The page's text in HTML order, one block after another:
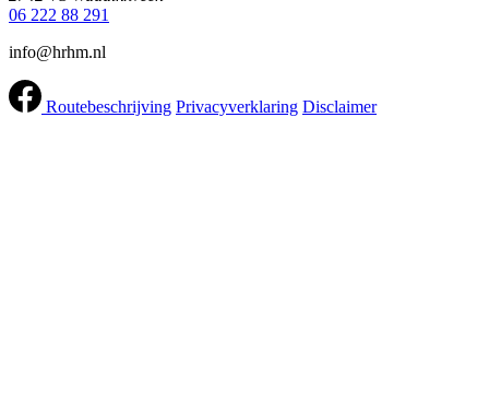
06 222 88 291
info@hrhm.nl
Routebeschrijving Privacyverklaring Disclaimer